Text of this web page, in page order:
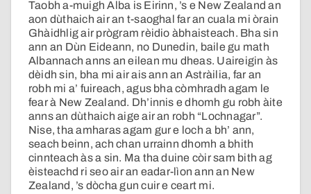
Taobh a-muigh Alba is Eirinn, ’s e New Zealand an
aon dùthaich air an t-saoghal far an cuala mi òrain
Ghàidhlig air prògram rèidio àbhaisteach. Bha sin
ann an Dùn Eideann, no Dunedin, baile gu math
Albannach anns an eilean mu dheas. Uaireigin às
dèidh sin, bha mi air ais ann an Astràilia, far an
robh mi a’ fuireach, agus bha còmhradh agam le
fear à New Zealand. Dh’innis e dhomh gu robh àite
anns an dùthaich aige air an robh “Lochnagar”.
Nise, tha amharas agam gur e loch a bh’ ann,
seach beinn, ach chan urrainn dhomh a bhith
cinnteach às a sin. Ma tha duine còir sam bith ag
èisteachd ri seo air an eadar-lìon ann an New
Zealand, ’s dòcha gun cuir e ceart mi.